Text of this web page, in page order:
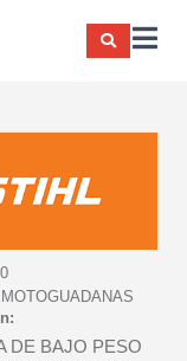
MOTOGUADANAS
DE BAJO PESO